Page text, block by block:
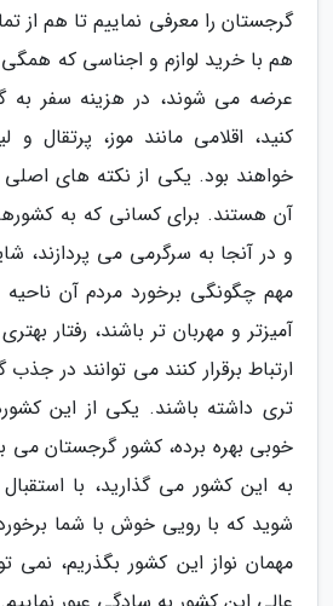
گرجستان را معرفی نماییم تا هم از
هم با خرید لوازم و اجناسی که همگی
عرضه می شوند، در هزینه سفر به
کنید، اقلامی مانند موز، پرتقال و
خواهند بود. یکی از نکته های اصلی
آن هستند. برای کسانی که به
و در آنجا به سرگرمی می پردازند،
مهم چگونگی برخورد مردم آن
آمیزتر و مهربان تر باشند، رفتار
ارتباط برقرار کنند می توانند در
تری داشته باشند. یکی از این
خوبی بهره برده، کشور گرجستان می
به این کشور می گذارید، با
شوید که با رویی خوش با شما
مهمان نواز این کشور بگذریم، نمی